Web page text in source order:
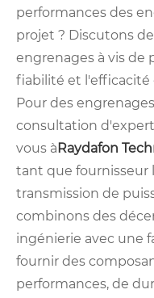
performances des
projet ? Discutons
engrenages à vis de
fiabilité et l'efficacité
Pour des
consultation
vous àRaydafon
tant que fournisseur
transmission de
combinons des
ingénierie avec une
fournir des
performances, de